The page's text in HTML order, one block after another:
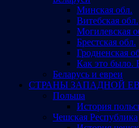
Минская обл.
Витебская обл.
Могилевская
Брестская обл.
Гродненская
Как это было.
Беларусь и евреи
СТРАНЫ ЗАПАДНОЙ
Польша
История
Чешская Республика